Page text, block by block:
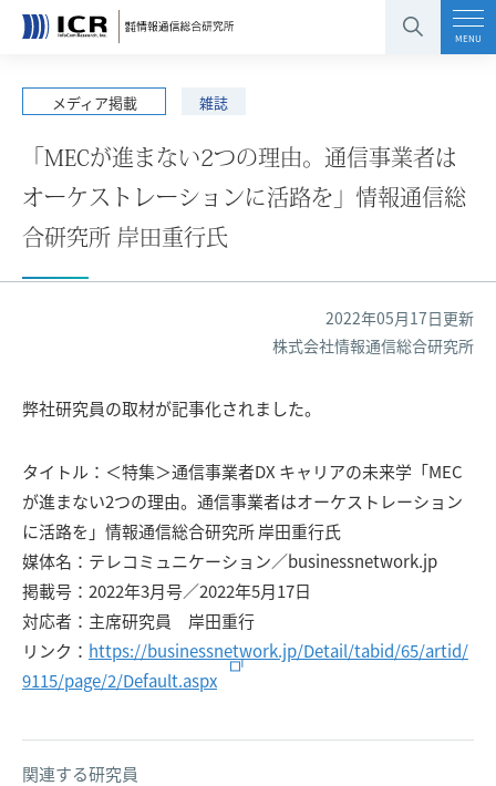
MENU
メディア掲載 雑誌
「MECが進まない2つの理由。通信事業者は
オーケストレーションに活路を」情報通信総
合研究所 岸田重行氏
2022年05月17日更新
株式会社情報通信総合研究所
弊社研究員の取材が記事化されました。
タイトル：＜特集＞通信事業者DX キャリアの未来学「MEC
が進まない2つの理由。通信事業者はオーケストレーション
に活路を」情報通信総合研究所 岸田重行氏
媒体名：テレコミュニケーション／businessnetwork.jp
掲載号：2022年3月号／2022年5月17日
対応者：主席研究員 岸田重行
リンク： https://businessnetwork.jp/Detail/tabid/65/artid/
9115/page/2/Default.aspx
関連する研究員